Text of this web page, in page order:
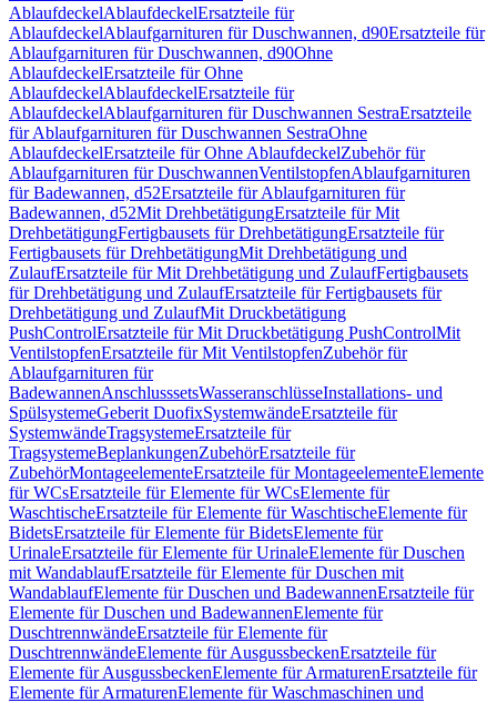
AblaufdeckelAblaufdeckelErsatzteile für
AblaufdeckelAblaufgarnituren für Duschwannen, d90Ersatzteile für
Ablaufgarnituren für Duschwannen, d90Ohne
AblaufdeckelErsatzteile für Ohne
AblaufdeckelAblaufdeckelErsatzteile für
AblaufdeckelAblaufgarnituren für Duschwannen SestraErsatzteile
für Ablaufgarnituren für Duschwannen SestraOhne
AblaufdeckelErsatzteile für Ohne AblaufdeckelZubehör für
Ablaufgarnituren für DuschwannenVentilstopfenAblaufgarnituren
für Badewannen, d52Ersatzteile für Ablaufgarnituren für
Badewannen, d52Mit DrehbetätigungErsatzteile für Mit
DrehbetätigungFertigbausets für DrehbetätigungErsatzteile für
Fertigbausets für DrehbetätigungMit Drehbetätigung und
ZulaufErsatzteile für Mit Drehbetätigung und ZulaufFertigbausets
für Drehbetätigung und ZulaufErsatzteile für Fertigbausets für
Drehbetätigung und ZulaufMit Druckbetätigung
PushControlErsatzteile für Mit Druckbetätigung PushControlMit
VentilstopfenErsatzteile für Mit VentilstopfenZubehör für
Ablaufgarnituren für
BadewannenAnschlusssetsWasseranschlüsseInstallations- und
SpülsystemeGeberit DuofixSystemwändeErsatzteile für
SystemwändeTragsystemeErsatzteile für
TragsystemeBeplankungenZubehörErsatzteile für
ZubehörMontageelementeErsatzteile für MontageelementeElemente
für WCsErsatzteile für Elemente für WCsElemente für
WaschtischeErsatzteile für Elemente für WaschtischeElemente für
BidetsErsatzteile für Elemente für BidetsElemente für
UrinaleErsatzteile für Elemente für UrinaleElemente für Duschen
mit WandablaufErsatzteile für Elemente für Duschen mit
WandablaufElemente für Duschen und BadewannenErsatzteile für
Elemente für Duschen und BadewannenElemente für
DuschtrennwändeErsatzteile für Elemente für
DuschtrennwändeElemente für AusgussbeckenErsatzteile für
Elemente für AusgussbeckenElemente für ArmaturenErsatzteile für
Elemente für ArmaturenElemente für Waschmaschinen und